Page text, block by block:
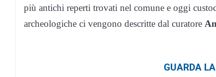
più antichi reperti trovati nel comune e oggi
archeologiche ci vengono descritte dal curatore
GUARDA